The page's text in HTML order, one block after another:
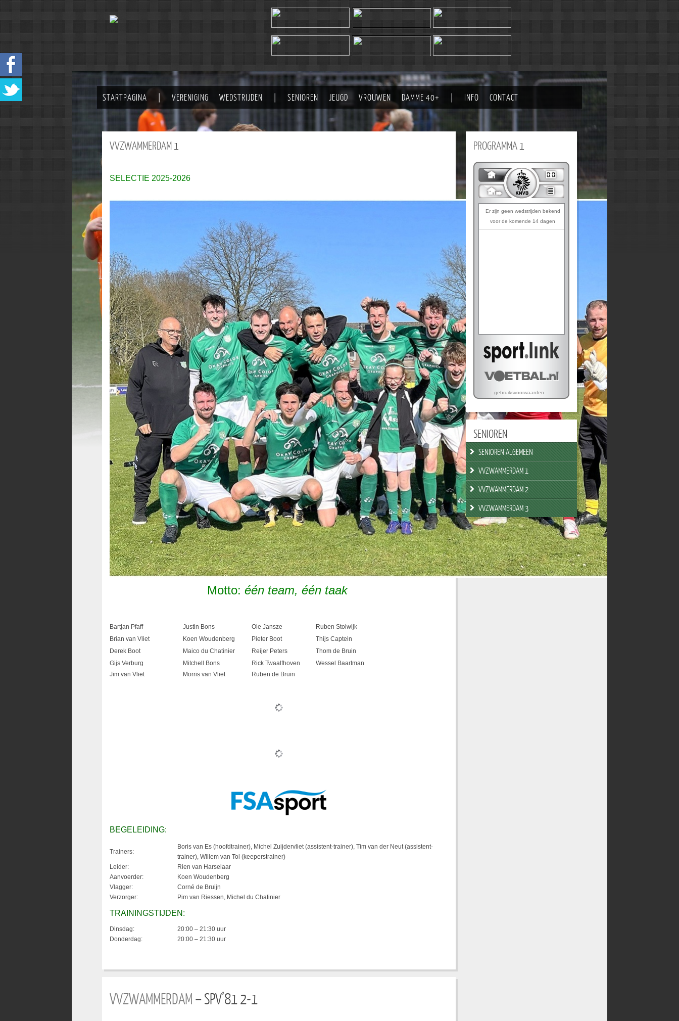
STARTPAGINA VERENIGING WEDSTRIJDEN SENIOREN JEUGD VROUWEN DAMME 40+ INFO CONTACT
VVZWAMMERDAM1
SELECTIE 2025-2026
Motto: één team, één taak
Bartjan Pfaff Justin Bons Ole Jansze
Ruben Stolwijk
Brian van Vliet
Koen Woudenberg Pieter Boot
Thijs Captein
Derek Boot
Maico du Chatinier Reijer Peters
Thom de Bruin
Gijs Verburg
Mitchell Bons Rick Twaalfhoven
Wessel Baartman
Jim van Vliet
Morris van Vliet Ruben de Bruin
BEGELEIDING:
Trainers:
Boris van Es (hoofdtrainer), Michel Zuijdervliet (assistent-trainer), Tim van der Neut (assistent-
trainer), Willem van Tol (keeperstrainer)
Leider:
Rien van Harselaar
Aanvoerder:
Koen Woudenberg
Vlagger:
Corné de Bruijn
Verzorger:
Pim van Riessen, Michel du Chatinier
TRAININGSTIJDEN:
Dinsdag:
20:00 – 21:30 uur
Donderdag:
20:00 – 21:30 uur
VVZWAMMERDAM– SPV’81 2-1
PROGRAMMA1
SENIOREN
SENIOREN ALGEMEEN
VVZWAMMERDAM 1
VVZWAMMERDAM 2
VVZWAMMERDAM 3